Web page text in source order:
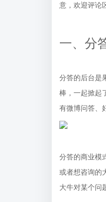
意，欢迎评论
一、分
分答的后台是
棒，一起掀起
有微博问答、
分答的商业模
或者想咨询的
大牛对某个问